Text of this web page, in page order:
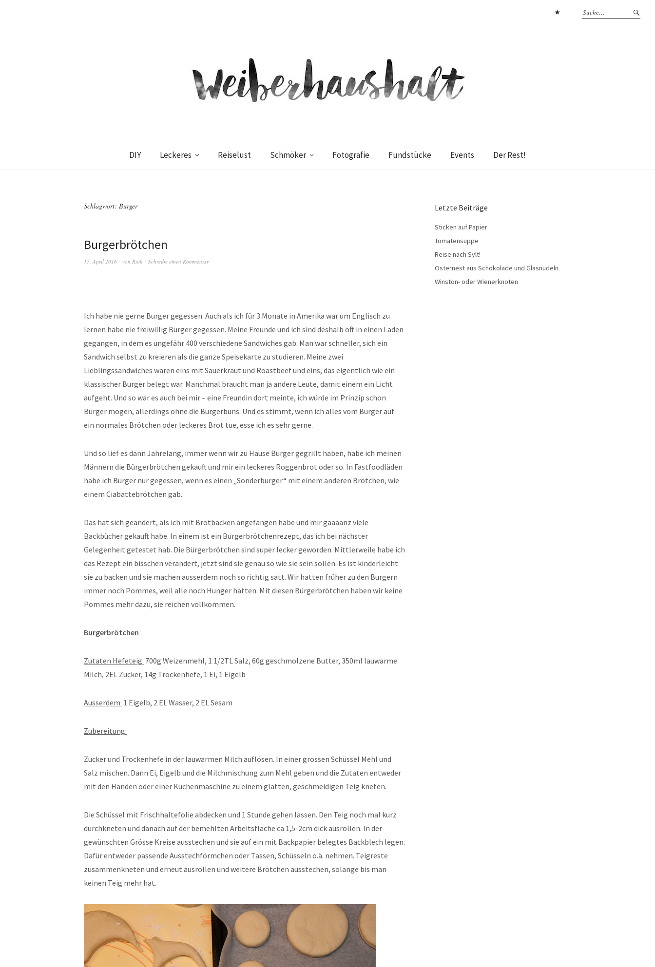
DIY Leckeres Reiselust Schmöker Fotografie Fundstücke Events Der Rest!
Schlagwort: Burger
Burgerbrötchen
17. April 2016 von Ruth Schreibe einen Kommentar
Ich habe nie gerne Burger gegessen. Auch als ich für 3 Monate in Amerika war um Englisch zu
lernen habe nie freiwillig Burger gegessen. Meine Freunde und ich sind deshalb oft in einen Laden
gegangen, in dem es ungefähr 400 verschiedene Sandwiches gab. Man war schneller, sich ein
Sandwich selbst zu kreieren als die ganze Speisekarte zu studieren. Meine zwei
Lieblingssandwiches waren eins mit Sauerkraut und Roastbeef und eins, das eigentlich wie ein
klassischer Burger belegt war. Manchmal braucht man ja andere Leute, damit einem ein Licht
aufgeht. Und so war es auch bei mir – eine Freundin dort meinte, ich würde im Prinzip schon
Burger mögen, allerdings ohne die Burgerbuns. Und es stimmt, wenn ich alles vom Burger auf
ein normales Brötchen oder leckeres Brot tue, esse ich es sehr gerne.
Und so lief es dann Jahrelang, immer wenn wir zu Hause Burger gegrillt haben, habe ich meinen
Männern die Bürgerbrötchen gekauft und mir ein leckeres Roggenbrot oder so. In Fastfoodläden
habe ich Burger nur gegessen, wenn es einen „Sonderburger“ mit einem anderen Brötchen, wie
einem Ciabattebrötchen gab.
Das hat sich geändert, als ich mit Brotbacken angefangen habe und mir gaaaanz viele
Backbücher gekauft habe. In einem ist ein Burgerbrötchenrezept, das ich bei nächster
Gelegenheit getestet hab. Die Bürgerbrötchen sind super lecker geworden. Mittlerweile habe ich
das Rezept ein bisschen verändert, jetzt sind sie genau so wie sie sein sollen. Es ist kinderleicht
sie zu backen und sie machen ausserdem noch so richtig satt. Wir hatten früher zu den Burgern
immer noch Pommes, weil alle noch Hunger hatten. Mit diesen Bürgerbrötchen haben wir keine
Pommes mehr dazu, sie reichen vollkommen.
Burgerbrötchen
Zutaten Hefeteig: 700g Weizenmehl, 1 1/2TL Salz, 60g geschmolzene Butter, 350ml lauwarme
Milch, 2EL Zucker, 14g Trockenhefe, 1 Ei, 1 Eigelb
Ausserdem: 1 Eigelb, 2 EL Wasser, 2 EL Sesam
Zubereitung:
Zucker und Trockenhefe in der lauwarmen Milch auflösen. In einer grossen Schüssel Mehl und
Salz mischen. Dann Ei, Eigelb und die Milchmischung zum Mehl geben und die Zutaten entweder
mit den Händen oder einer Küchenmaschine zu einem glatten, geschmeidigen Teig kneten.
Die Schüssel mit Frischhaltefolie abdecken und 1 Stunde gehen lassen. Den Teig noch mal kurz
durchkneten und danach auf der bemehlten Arbeitsfläche ca 1,5-2cm dick ausrollen. In der
gewünschten Grösse Kreise ausstechen und sie auf ein mit Backpapier belegtes Backblech legen.
Dafür entweder passende Ausstechförmchen oder Tassen, Schüsseln o.ä. nehmen. Teigreste
zusammenkneten und erneut ausrollen und weitere Brötchen ausstechen, solange bis man
keinen Teig mehr hat.
Letzte Beiträge
Sticken auf Papier
Tomatensuppe
Reise nach Sylt!
Osternest aus Schokolade und Glasnudeln
Winston- oder Wienerknoten